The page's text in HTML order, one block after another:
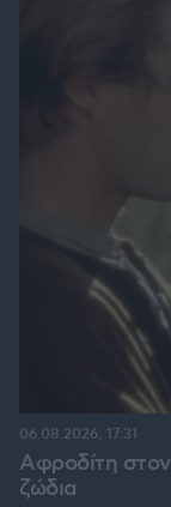
Αφροδίτη
ζώδια
06.08.2026, 17:31